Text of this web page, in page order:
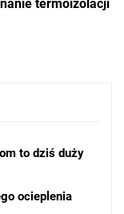
termoizolacji
to dziś duży
ocieplenia